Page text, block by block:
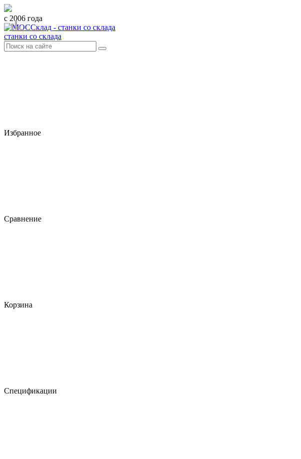
с 2006 года
станки со склада
Избранное
Сравнение
Корзина
Спецификации